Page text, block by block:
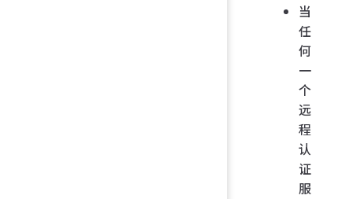
当
任
何
一
个
远
程
认
证
服